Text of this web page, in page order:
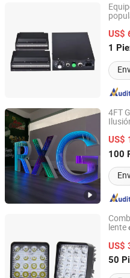
US$
1
Shenzhen Chengxin
Ltd.
Guangdong, China
4FT
Luz
US$
100
Lu'an Woma Import and
Anhui, China
lente
US$
50
Huizhou Tianjie Technology
Guangdong, China